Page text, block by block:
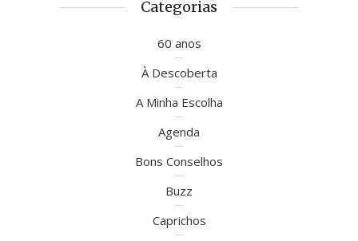
Categorias
60 anos
À Descoberta
A Minha Escolha
Agenda
Bons Conselhos
Buzz
Caprichos